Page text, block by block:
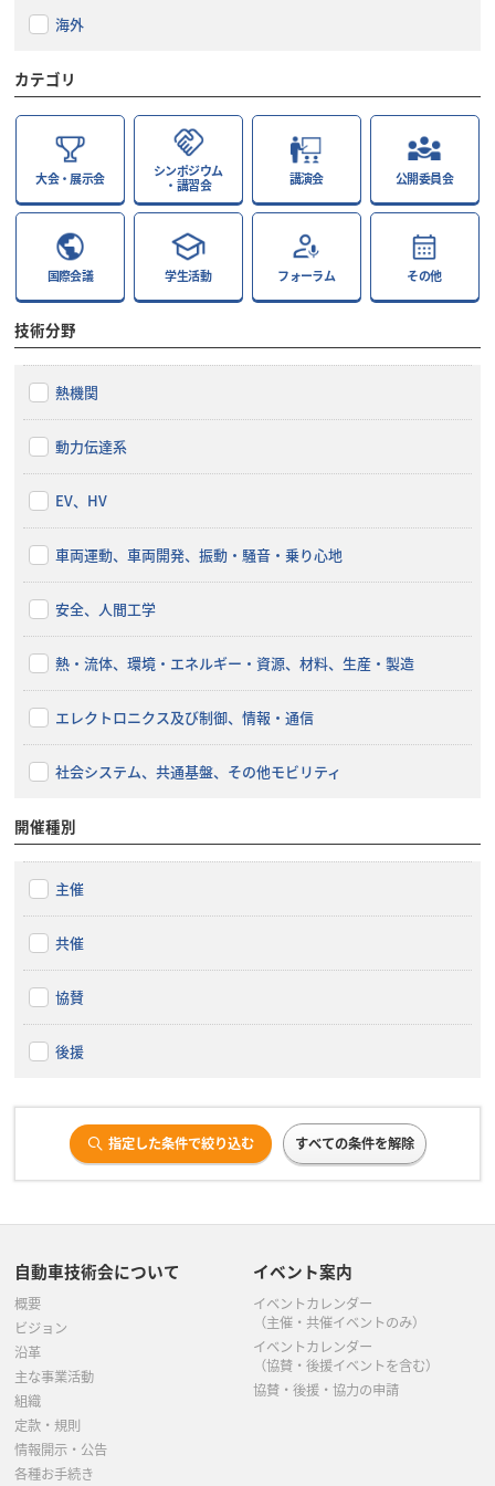
海外
カテゴリ
大会・展示会
シンポジウム
・講習会
講演会 公開委員会
国際会議 学生活動 フォーラム その他
技術分野
熱機関
動力伝達系
EV、HV
車両運動、車両開発、振動・騒音・乗り心地
安全、人間工学
熱・流体、環境・エネルギー・資源、材料、生産・製造
エレクトロニクス及び制御、情報・通信
社会システム、共通基盤、その他モビリティ
開催種別
主催
共催
協賛
後援
指定した条件で絞り込む すべての条件を解除
自動車技術会について
概要
ビジョン
沿革
主な事業活動
組織
定款・規則
情報開示・公告
各種お手続き
イベント案内
イベントカレンダー
（主催・共催イベントのみ）
イベントカレンダー
（協賛・後援イベントを含む）
協賛・後援・協力の申請